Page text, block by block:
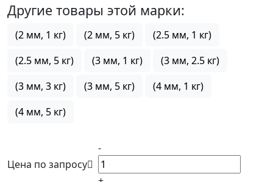
Другие товары этой марки:
(2 мм, 1 кг) (2 мм, 5 кг)
(2.5 мм, 1 кг)
(2.5 мм, 5 кг)
(3 мм, 1 кг)
(3 мм, 2.5 кг)
(3 мм, 3 кг)
(3 мм, 5 кг)
(4 мм, 1 кг)
(4 мм, 5 кг)
Цена по запросу
-